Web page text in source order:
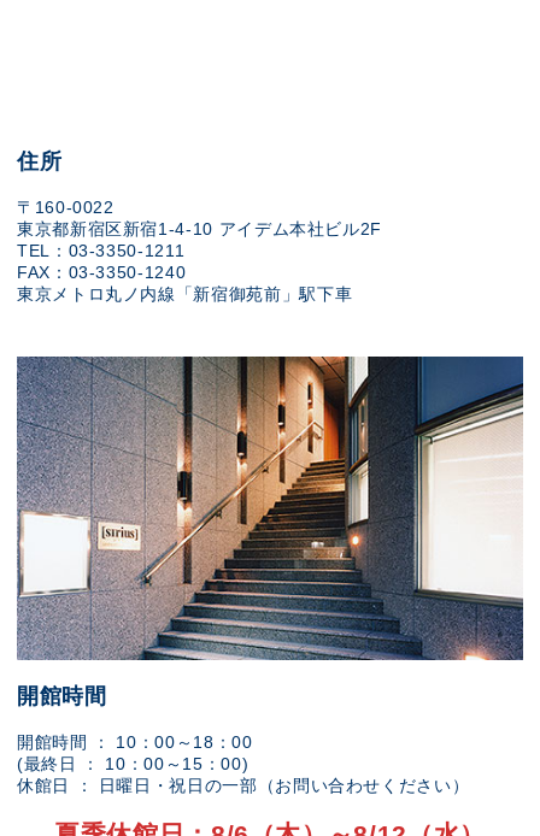
住所
〒160-0022
東京都新宿区新宿1-4-10 アイデム本社ビル2F
TEL：03-3350-1211
FAX：03-3350-1240
東京メトロ丸ノ内線「新宿御苑前」駅下車
開館時間
開館時間 ： 10：00～18：00
(最終日 ： 10：00～15：00)
休館日 ： 日曜日・祝日の一部（お問い合わせください）